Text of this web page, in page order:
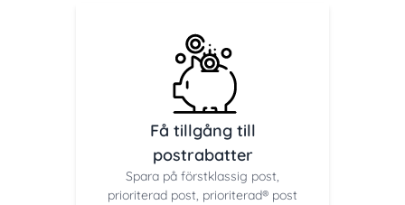
Få tillgång till
postrabatter
Spara på förstklassig post,
prioriterad post, prioriterad® post